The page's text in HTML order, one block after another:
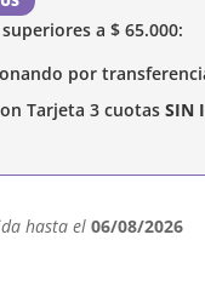
a $65.000:
por
Tarjeta 3 cuotas SIN
hasta el 06/08/2026